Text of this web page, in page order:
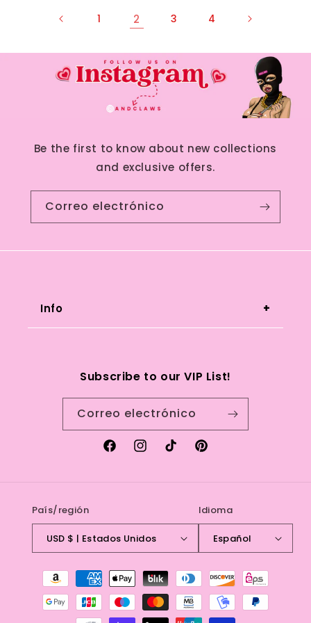
1 2 3 4
Be the first to know about new collections
and exclusive offers.
Correo electrónico
you have any questions or concerns.
Info
Terms of service
Subscribe to our VIP List!
Correo electrónico
FacebookInstagramTikTokPinterest
País/región
USD $ | Estados Unidos
Idioma
Español
Formas
pago